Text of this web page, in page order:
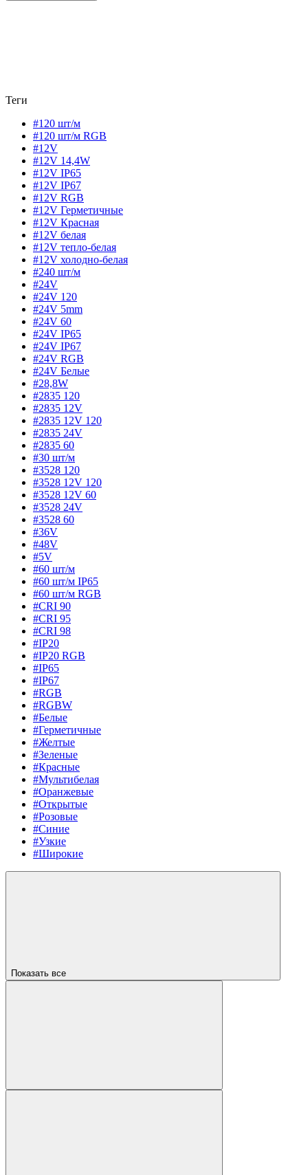
Теги
#120 шт/м
#120 шт/м RGB
#12V
#12V 14,4W
#12V IP65
#12V IP67
#12V RGB
#12V Герметичные
#12V Красная
#12V белая
#12V тепло-белая
#12V холодно-белая
#240 шт/м
#24V
#24V 120
#24V 5mm
#24V 60
#24V IP65
#24V IP67
#24V RGB
#24V Белые
#28,8W
#2835 120
#2835 12V
#2835 12V 120
#2835 24V
#2835 60
#30 шт/м
#3528 120
#3528 12V 120
#3528 12V 60
#3528 24V
#3528 60
#36V
#48V
#5V
#60 шт/м
#60 шт/м IP65
#60 шт/м RGB
#CRI 90
#CRI 95
#CRI 98
#IP20
#IP20 RGB
#IP65
#IP67
#RGB
#RGBW
#Белые
#Герметичные
#Желтые
#Зеленые
#Красные
#Мультибелая
#Оранжевые
#Открытые
#Розовые
#Синие
#Узкие
#Широкие
Показать все